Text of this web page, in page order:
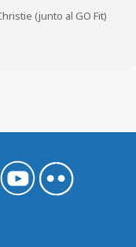
(junto al GO Fit)